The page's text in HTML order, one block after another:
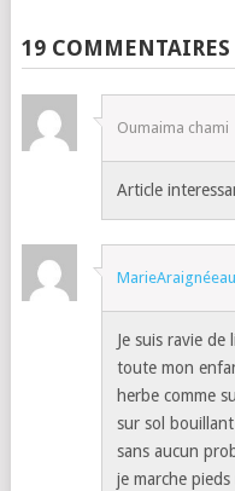
19 COMMENTAIRES
Oumaima chami
Article
Je suis ravie de
toute mon
herbe comme
sur sol
sans aucun
je marche